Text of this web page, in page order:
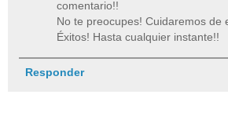
comentario!!
No te preocupes! Cuidaremos de
Éxitos! Hasta cualquier instante!!
Responder